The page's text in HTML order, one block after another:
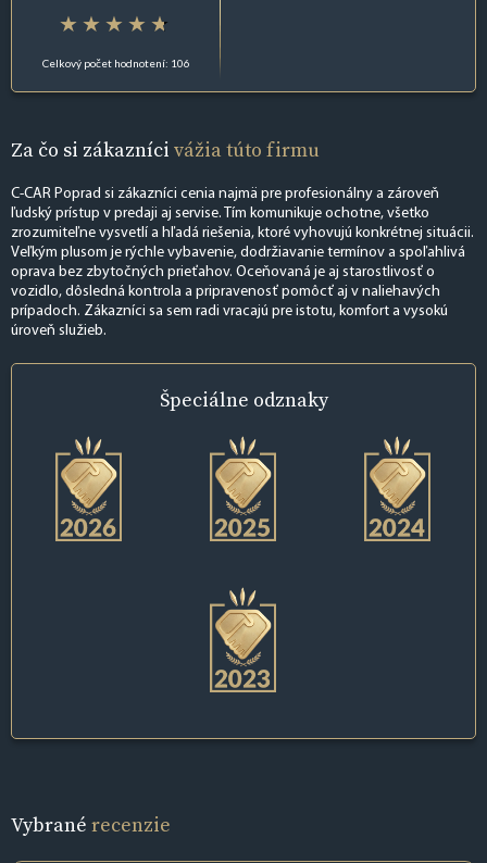
Celkový počet hodnotení: 106
Za čo si zákazníci vážia túto firmu
C-CAR Poprad si zákazníci cenia najmä pre profesionálny a zároveň
ľudský prístup v predaji aj servise. Tím komunikuje ochotne, všetko
zrozumiteľne vysvetlí a hľadá riešenia, ktoré vyhovujú konkrétnej situácii.
Veľkým plusom je rýchle vybavenie, dodržiavanie termínov a spoľahlivá
oprava bez zbytočných prieťahov. Oceňovaná je aj starostlivosť o
vozidlo, dôsledná kontrola a pripravenosť pomôcť aj v naliehavých
prípadoch. Zákazníci sa sem radi vracajú pre istotu, komfort a vysokú
úroveň služieb.
Špeciálne odznaky
Vybrané recenzie